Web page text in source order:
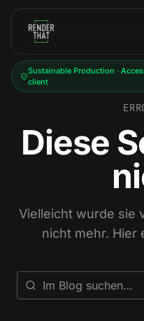
Sustainable Production ·
client
Diese
Vielleicht wurde sie
nicht mehr. Hier